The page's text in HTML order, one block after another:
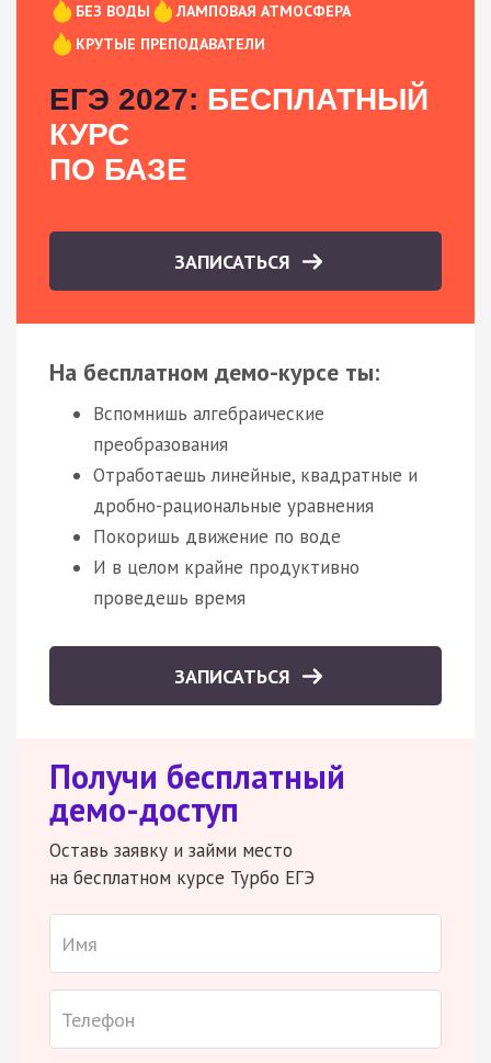
БЕЗ ВОДЫ
ЛАМПОВАЯ АТМОСФЕРА
КРУТЫЕ ПРЕПОДАВАТЕЛИ
ЕГЭ 2027: БЕСПЛАТНЫЙ
КУРС
ПО БАЗЕ
ЗАПИСАТЬСЯ
На бесплатном демо-курсе ты:
Вспомнишь алгебраические
преобразования
Отработаешь линейные, квадратные и
дробно-рациональные уравнения
Покоришь движение по воде
И в целом крайне продуктивно
проведешь время
ЗАПИСАТЬСЯ
Получи бесплатный
демо-доступ
Оставь заявку и займи место
на бесплатном курсе Турбо ЕГЭ